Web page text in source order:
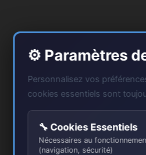
⚙️ Paramètres
Personnalisez vos
cookies essentiels sont
🔧 Cookies Essentiels
Nécessaires au
(navigation, sécurité)